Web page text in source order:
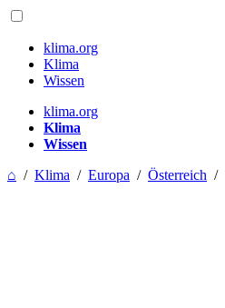
klima.org
Klima
Wissen
klima.org
Klima
Wissen
⌂ / Klima / Europa / Österreich /